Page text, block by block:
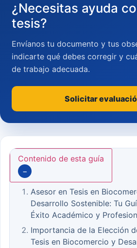
Contenido de esta guía
−
Asesor en Tesis en
Desarrollo Sostenible: Tu
Éxito Académico y
Importancia de la Elección
Tesis en Biocomercio y
¿Necesitas ayuda
tesis?
Envíanos tu documento y tus
indicarte qué debes corregir y
de trabajo adecuada.
Solicitar